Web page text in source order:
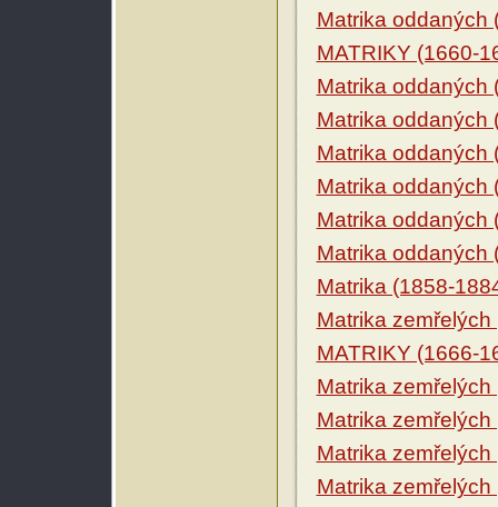
Matrika oddaných
MATRIKY (1660-
Matrika oddaných
Matrika oddaných
Matrika oddaných
Matrika oddaných
Matrika oddaných
Matrika oddaných
Matrika (1858-
Matrika
MATRIKY (1666-
Matrika
Matrika
Matrika
Matrika